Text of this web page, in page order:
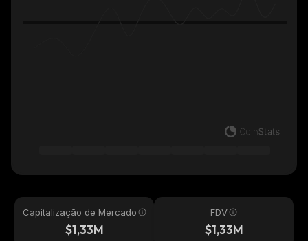
Capitalização de Mercado
$1,33M
FDV
$1,33M